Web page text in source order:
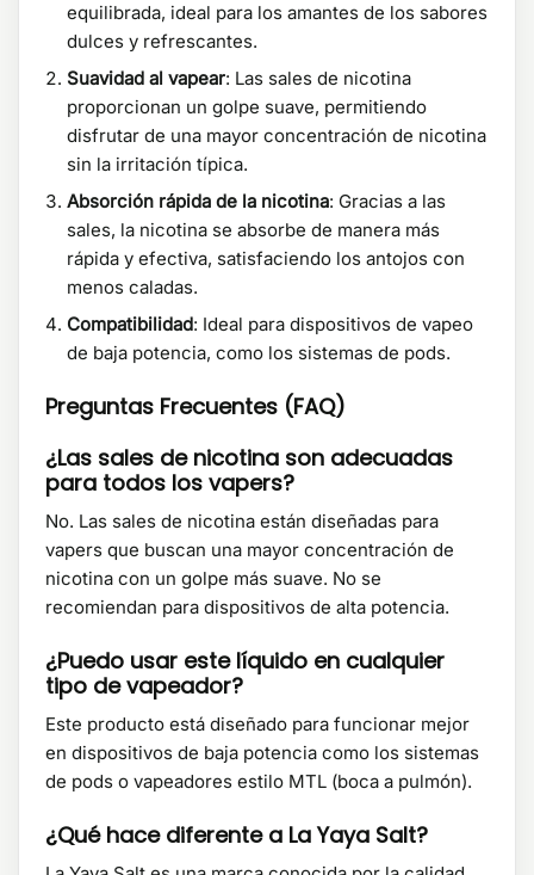
equilibrada, ideal para los amantes de los sabores
dulces y refrescantes.
Suavidad al vapear: Las sales de nicotina
proporcionan un golpe suave, permitiendo
disfrutar de una mayor concentración de nicotina
sin la irritación típica.
Absorción rápida de la nicotina: Gracias a las
sales, la nicotina se absorbe de manera más
rápida y efectiva, satisfaciendo los antojos con
menos caladas.
Compatibilidad: Ideal para dispositivos de vapeo
de baja potencia, como los sistemas de pods.
Preguntas Frecuentes (FAQ)
¿Las sales de nicotina son adecuadas
para todos los vapers?
No. Las sales de nicotina están diseñadas para
vapers que buscan una mayor concentración de
nicotina con un golpe más suave. No se
recomiendan para dispositivos de alta potencia.
¿Puedo usar este líquido en cualquier
tipo de vapeador?
Este producto está diseñado para funcionar mejor
en dispositivos de baja potencia como los sistemas
de pods o vapeadores estilo MTL (boca a pulmón).
¿Qué hace diferente a La Yaya Salt?